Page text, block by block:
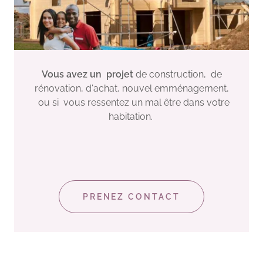
Vous avez un projetde construction, de
rénovation, d'achat, nouvel emménagement,
ou si vous ressentez un mal être dans votre
habitation.
PRENEZ CONTACT